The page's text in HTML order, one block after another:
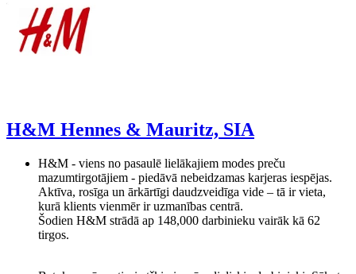
H&M Hennes & Mauritz, SIA
H&M - viens no pasaulē lielākajiem modes preču
mazumtirgotājiem - piedāvā nebeidzamas karjeras iespējas.
Aktīva, rosīga un ārkārtīgi daudzveidīga vide – tā ir vieta,
kurā klients vienmēr ir uzmanības centrā.
Šodien H&M strādā ap 148,000 darbinieku vairāk kā 62
tirgos.